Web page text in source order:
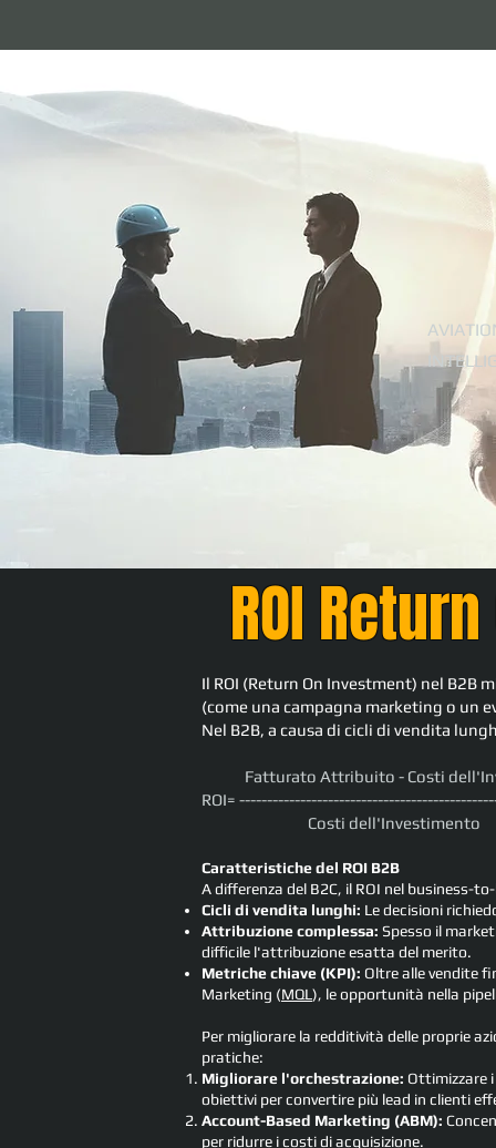
ROI
Il ROI (Return On Investment) nel
(come una campagna marketing o un
Nel B2B, a causa di cicli di vendita
Fatturato Attribuito - Costi
ROI=
Costi dell'Investimento
Caratteristiche del ROI B2B
A differenza del B2C, il ROI nel business-
Cicli di vendita lunghi: Le decisioni
Attribuzione complessa: Spesso il
difficile l'attribuzione esatta del merito.
Metriche chiave (KPI): Oltre alle vendite
Marketing (MQL ), le opportunità nella
Per migliorare la redditività delle proprie
pratiche:
Migliorare l'orchestrazione: Ottimizzare
obiettivi per convertire più lead in clienti
Account-Based Marketing (ABM):
per ridurre i costi di acquisizione.